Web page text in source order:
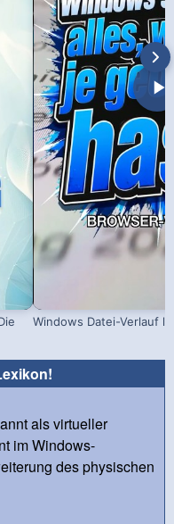
Windows Datei-Verlauf
als virtueller
im Windows-
des physischen